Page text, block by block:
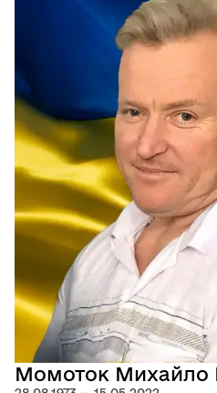
Момоток Михайло